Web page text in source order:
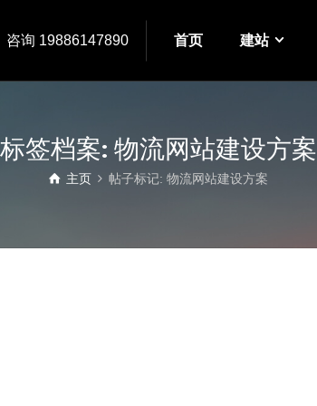
咨询 19886147890 首页 建站
标签档案: 物流网站建设方案
主页 帖子标记: 物流网站建设方案